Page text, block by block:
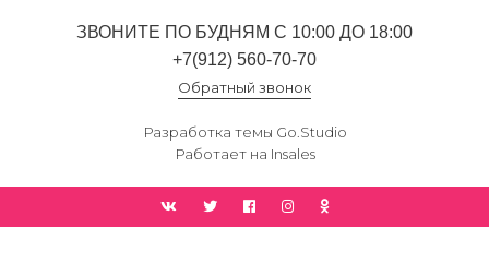
ЗВОНИТЕ ПО БУДНЯМ С 10:00 ДО 18:00
+7(912) 560-70-70
Обратный звонок
Разработка темы Go.Studio
Работает на Insales